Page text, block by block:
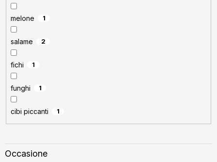
melone 1
salame 2
fichi 1
funghi 1
cibi piccanti 1
Occasione